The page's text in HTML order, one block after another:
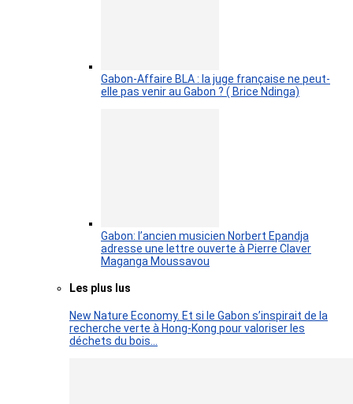
Gabon-Affaire BLA : la juge française ne peut-
elle pas venir au Gabon ? ( Brice Ndinga)
Gabon: l’ancien musicien Norbert Epandja
adresse une lettre ouverte à Pierre Claver
Maganga Moussavou
Les plus lus
New Nature Economy. Et si le Gabon s’inspirait de la
recherche verte à Hong-Kong pour valoriser les
déchets du bois…